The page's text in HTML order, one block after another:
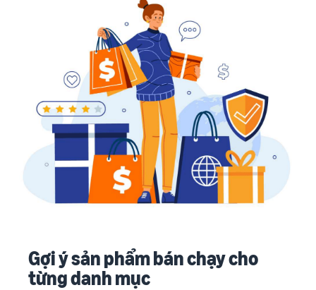
Gợi ý sản phẩm bán chạy cho
từng danh mục